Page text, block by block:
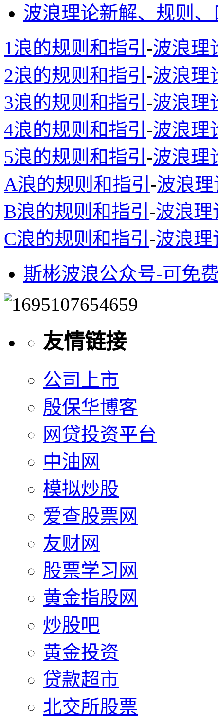
波浪理论新解、规则
1浪的规则和指引 -波浪理
2浪的规则和指引 -波浪理
3浪的规则和指引 -波浪理
4浪的规则和指引 -波浪理
5浪的规则和指引 -波浪理
A浪的规则和指引 -波浪
B浪的规则和指引 -波浪
C浪的规则和指引 -波浪理
斯彬波浪公众号-可免
友情链接
公司上市
殷保华博客
网贷投资平台
中油网
模拟炒股
爱查股票网
友财网
股票学习网
黄金指股网
炒股吧
黄金投资
贷款超市
北交所股票